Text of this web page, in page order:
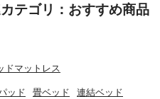
テゴリ：おすすめ商品
ドマットレス
ッド 畳ベッド 連結ベッド